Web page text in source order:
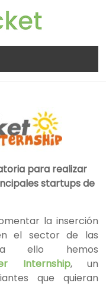
para realizar
startups de
la inserción
el sector de las
ello hemos
Internship, un
que quieran